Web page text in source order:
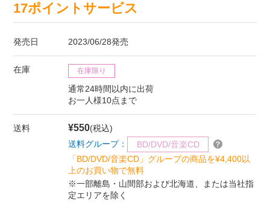
17ポイントサービス
発売日 2023/06/28発売
在庫 在庫限り
通常24時間以内に出荷
お一人様10点まで
送料 ¥550(税込)
送料グループ：
BD/DVD/音楽CD
「BD/DVD/音楽CD」グループの商品を¥4,400以
上のお買い物で無料
※一部離島・山間部および北海道、または当社指
定エリアを除く